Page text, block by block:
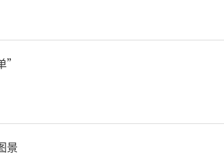
我们这里还有少量
从7月15日，何时
不清楚。”
”
景